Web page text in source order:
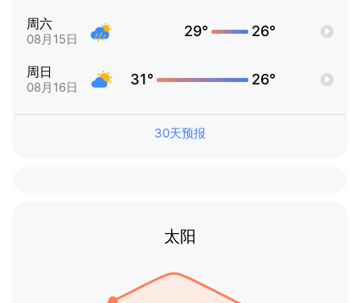
周六
08月15日 29° 26°
周日
08月16日 31° 26°
30天预报
太阳